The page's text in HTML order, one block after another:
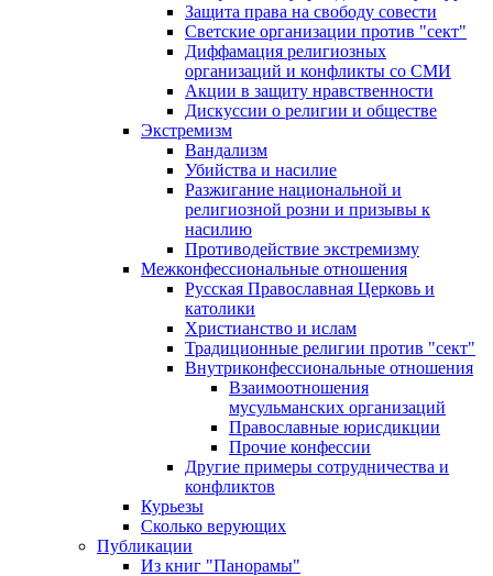
Защита права на свободу совести
Светские организации против "сект"
Диффамация религиозных
организаций и конфликты со СМИ
Акции в защиту нравственности
Дискуссии о религии и обществе
Экстремизм
Вандализм
Убийства и насилие
Разжигание национальной и
религиозной розни и призывы к
насилию
Противодействие экстремизму
Межконфессиональные отношения
Русская Православная Церковь и
католики
Христианство и ислам
Традиционные религии против "сект"
Внутриконфессиональные отношения
Взаимоотношения
мусульманских организаций
Православные юрисдикции
Прочие конфессии
Другие примеры сотрудничества и
конфликтов
Курьезы
Сколько верующих
Публикации
Из книг "Панорамы"